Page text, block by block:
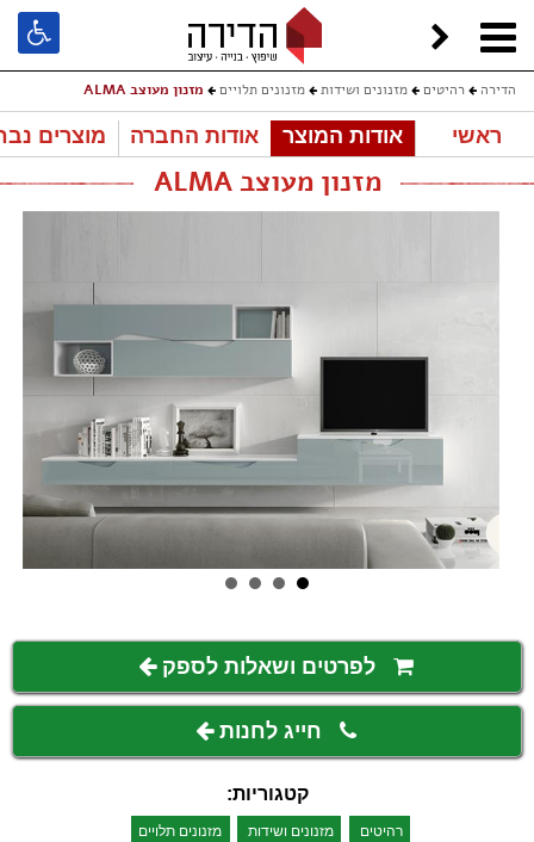
הדירה רהיטים מזנונים ושידות מזנונים תלויים מזנון מעוצב ALMA
ראשי אודות המוצר אודות החברה מוצרים
מזנון מעוצב ALMA
לפרטים ושאלות לספק
חייג לחנות
קטגוריות:
רהיטים מזנונים ושידות מזנונים תלויים